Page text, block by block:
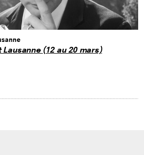
(12 au 20 mars)